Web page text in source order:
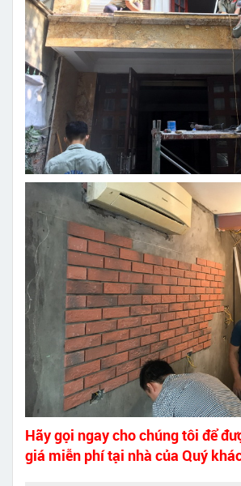
Hãy gọi ngay cho chúng tôi để
giá miễn phí tại nhà của Quý